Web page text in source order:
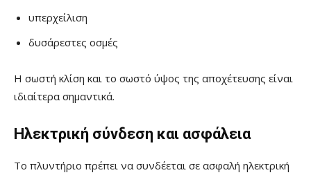
υπερχείλιση
δυσάρεστες οσμές
Η σωστή κλίση και το σωστό ύψος της αποχέτευσης είναι
ιδιαίτερα σημαντικά.
Ηλεκτρική σύνδεση και ασφάλεια
Το πλυντήριο πρέπει να συνδέεται σε ασφαλή ηλεκτρική